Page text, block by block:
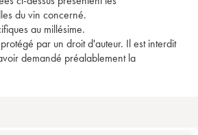
du vin concerné.
au millésime.
par un droit d'auteur. Il est interdit
demandé préalablement la